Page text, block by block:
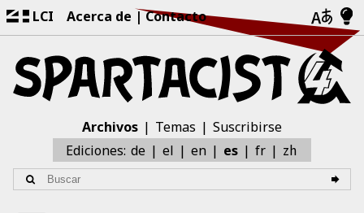
LCI Acerca de Contacto
Archivos Temas
Suscribirse
Ediciones: de el en es fr zh